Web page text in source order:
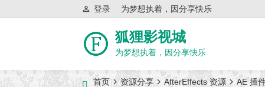
为梦想执着，因分享快乐
登录
狐狸影视城
为梦想执着，因分享快乐
首页 资源分享 AfterEffects 资源 AE 插